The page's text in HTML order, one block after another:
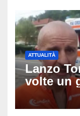
ATTUALITÀ
Lanzo
volte un
dopo
73enne,